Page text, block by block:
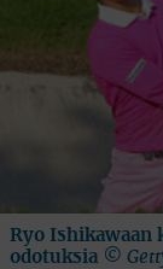
Ryo
odotuksia ©